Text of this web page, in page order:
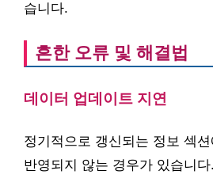
습니다.
흔한 오류 및 해결법
데이터 업데이트 지연
정기적으로 갱신되는 정보 섹
반영되지 않는 경우가 있습니다.